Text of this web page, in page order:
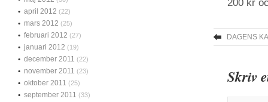
200 kr
DAGENS
Skriv
april 2012 (22)
mars 2012 (25)
februari 2012 (27)
januari 2012 (19)
december 2011 (22)
november 2011 (23)
oktober 2011 (25)
september 2011 (33)